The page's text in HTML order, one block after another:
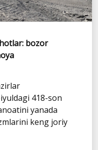
bozor
418-son
yanada
keng joriy